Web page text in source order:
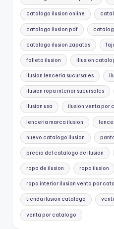
catalogo ilusion online
catalogo ilusion pdf
catalogo ilusion zapatos
folleto ilusion illusion
ilusion lenceria sucursales
ilusion ropa interior sucursales
ilusion usa ilusion venta por
lenceria marca ilusion
nuevo catalogo ilusion
precio del catalogo de ilusion
ropa de ilusion ropa ilusion
ropa interior ilusion venta por
tienda ilusion catalogo
venta por catalogo